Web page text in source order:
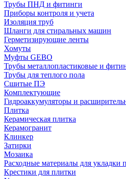
Трубы ПНД и фитинги
Приборы контроля и учета
Изоляция труб
Шланги для стиральных машин
Герметизирующие ленты
Хомуты
Муфты GEBO
Трубы металлопластиковые и
Трубы для теплого пола
Сшитые ПЭ
Комплектующие
Гидроаккумуляторы и
Плитка
Керамическая плитка
Керамогранит
Клинкер
Затирки
Мозаика
Расходные материалы для укладки
Крестики для плитки